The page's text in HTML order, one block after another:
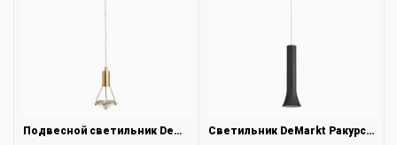
Подвесной светильник DeMarkt Ауксис 722012301 Светильник DeMarkt Ракурс 631017801